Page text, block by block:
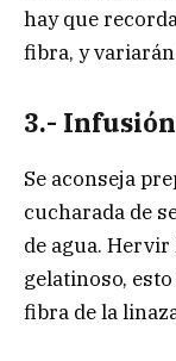
hay que
fibra, y
3.-
Se aconseja
cucharada de
de agua.
gelatinoso,
fibra de la